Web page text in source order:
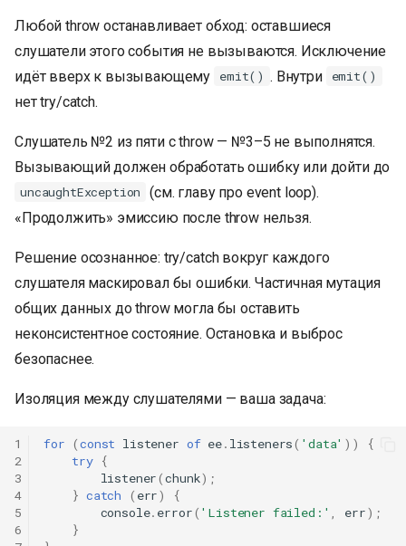
Любой throw останавливает обход: оставшиеся
слушатели этого события не вызываются. Исключение
идёт вверх к вызывающему
emit() . Внутри emit()
нет try/catch.
Слушатель №2 из пяти с throw — №3–5 не выполнятся.
Вызывающий должен обработать ошибку или дойти до
uncaughtException
(см. главу про event loop).
«Продолжить» эмиссию после throw нельзя.
Решение осознанное: try/catch вокруг каждого
слушателя маскировал бы ошибки. Частичная мутация
общих данных до throw могла бы оставить
неконсистентное состояние. Остановка и выброс
безопаснее.
Изоляция между слушателями — ваша задача:
1
2
3
4
5
6
for (const listener of ee. listeners( 'data' ))
{
try {
listener(chunk);
} catch ( err)
{
console. error( 'Listener failed:' , err);
}